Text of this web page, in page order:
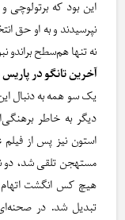
این بود که برتولوچی و
نپرسیدند و به او حق
نه تنها هم‌سطح براندو
آخرین تانگو در پاریس
یک سو همه به دنبال
دیگر به خاطر
استون نیز پس از فیلم
مستهجن تلقی شد، دو
هیچ کس انگشت اتهام
تبدیل شد. در